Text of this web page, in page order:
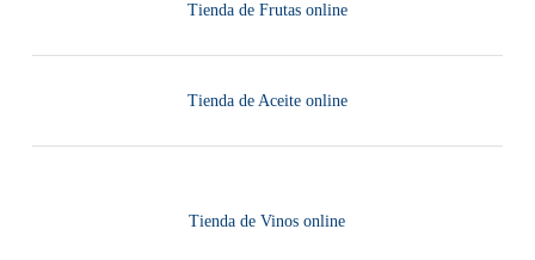
Tienda de Frutas online
Tienda de Aceite online
Tienda de Vinos online